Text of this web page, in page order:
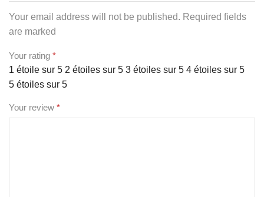
Your email address will not be published. Required fields
are marked
Your rating *
1 étoile sur 5 2 étoiles sur 5 3 étoiles sur 5 4 étoiles sur 5
5 étoiles sur 5
Your review *